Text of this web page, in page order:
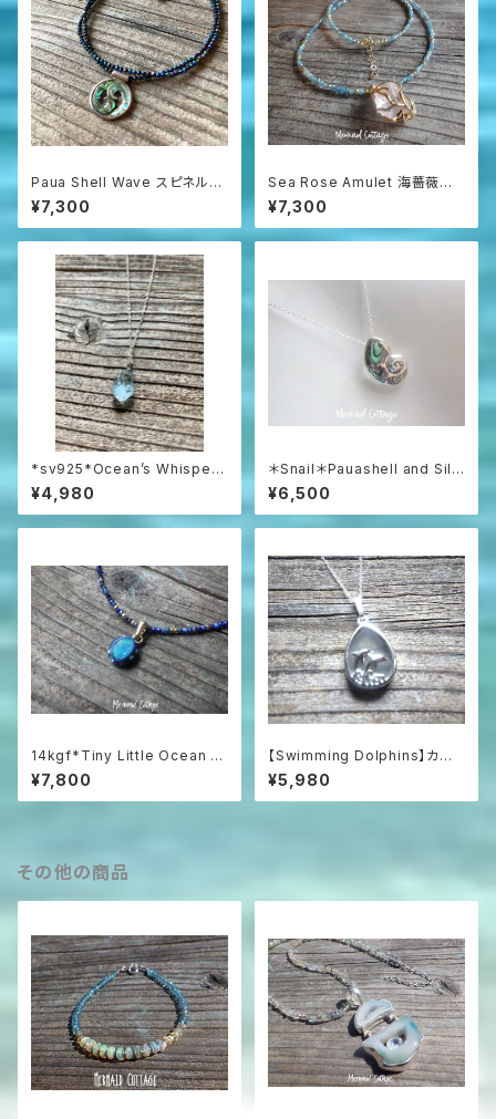
Paua Shell Wave スピネルネ
ックレス sv925
¥7,300
Sea Rose Amulet 海薔薇の
お守り ローズクォーツとアパタ
イトのネックレス
¥7,300
*sv925*Ocean’s Whisper
– Raw Aquamarine Pendan
t アクアマリンラフロックのネッ
クレス
¥4,980
＊Snail＊Pauashell and Silv
er 925 シルバー925とパウア
シェルの巻貝ネックレス
¥6,500
14kgf*Tiny Little Ocean O
pal Necklace オーストラリア
産プレシャスオパール&ラピスラ
ズリ
¥7,800
【Swimming Dolphins】カル
セドニーの海を泳ぐイルカのネッ
クレス / SV925
¥5,980
その他の商品